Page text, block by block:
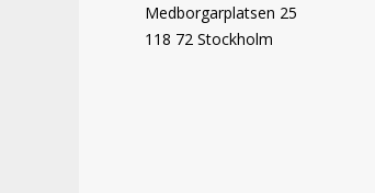
Medborgarplatsen 25
118 72 Stockholm